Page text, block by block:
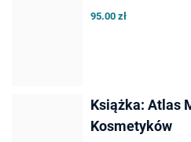
95.00 zł
Książka: Atlas
Kosmetyków